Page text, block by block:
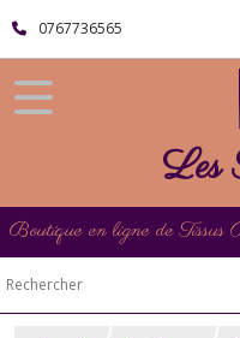
0767736565
Les